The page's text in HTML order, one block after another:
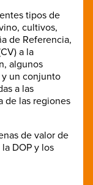
tipos de
cultivos,
de Referencia,
a la
algunos
un conjunto
a las
de las regiones
de valor de
DOP y los